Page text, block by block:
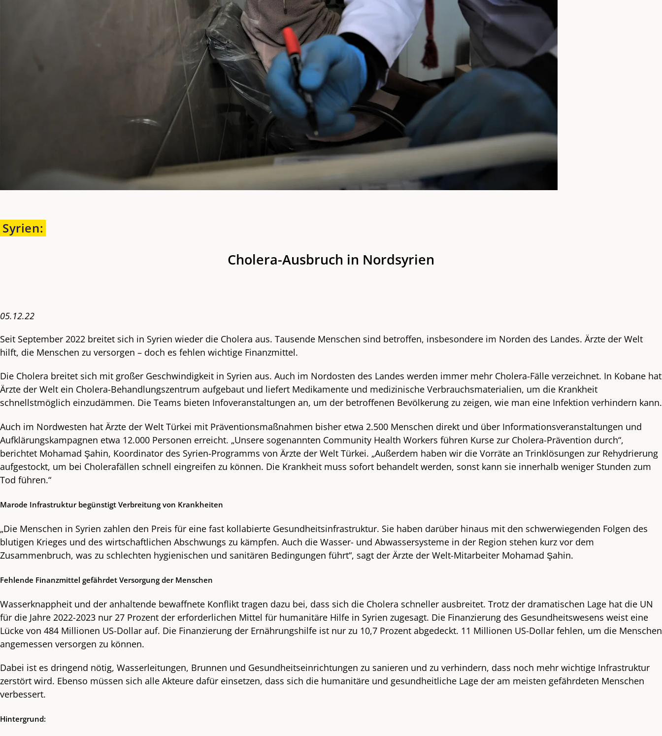
Syrien:
Cholera-Ausbruch in Nordsyrien
05.12.22
Seit September 2022 breitet sich in Syrien wieder die Cholera aus. Tausende Menschen sind betroffen, insbesondere im Norden des Landes. Ärzte der Welt
hilft, die Menschen zu versorgen – doch es fehlen wichtige Finanzmittel.
Die Cholera breitet sich mit großer Geschwindigkeit in Syrien aus. Auch im Nordosten des Landes werden immer mehr Cholera-Fälle verzeichnet. In Kobane hat
Ärzte der Welt ein Cholera-Behandlungszentrum aufgebaut und liefert Medikamente und medizinische Verbrauchsmaterialien, um die Krankheit
schnellstmöglich einzudämmen. Die Teams bieten Infoveranstaltungen an, um der betroffenen Bevölkerung zu zeigen, wie man eine Infektion verhindern kann.
Auch im Nordwesten hat Ärzte der Welt Türkei mit Präventionsmaßnahmen bisher etwa 2.500 Menschen direkt und über Informationsveranstaltungen und
Aufklärungskampagnen etwa 12.000 Personen erreicht. „Unsere sogenannten Community Health Workers führen Kurse zur Cholera-Prävention durch“,
berichtet Mohamad Şahin, Koordinator des Syrien-Programms von Ärzte der Welt Türkei. „Außerdem haben wir die Vorräte an Trinklösungen zur Rehydrierung
aufgestockt, um bei Cholerafällen schnell eingreifen zu können. Die Krankheit muss sofort behandelt werden, sonst kann sie innerhalb weniger Stunden zum
Tod führen.“
Marode Infrastruktur begünstigt Verbreitung von Krankheiten
„Die Menschen in Syrien zahlen den Preis für eine fast kollabierte Gesundheitsinfrastruktur. Sie haben darüber hinaus mit den schwerwiegenden Folgen des
blutigen Krieges und des wirtschaftlichen Abschwungs zu kämpfen. Auch die Wasser- und Abwassersysteme in der Region stehen kurz vor dem
Zusammenbruch, was zu schlechten hygienischen und sanitären Bedingungen führt“, sagt der Ärzte der Welt-Mitarbeiter Mohamad Şahin.
Fehlende Finanzmittel gefährdet Versorgung der Menschen
Wasserknappheit und der anhaltende bewaffnete Konflikt tragen dazu bei, dass sich die Cholera schneller ausbreitet. Trotz der dramatischen Lage hat die UN
für die Jahre 2022-2023 nur 27 Prozent der erforderlichen Mittel für humanitäre Hilfe in Syrien zugesagt. Die Finanzierung des Gesundheitswesens weist eine
Lücke von 484 Millionen US-Dollar auf. Die Finanzierung der Ernährungshilfe ist nur zu 10,7 Prozent abgedeckt. 11 Millionen US-Dollar fehlen, um die Menschen
angemessen versorgen zu können.
Dabei ist es dringend nötig, Wasserleitungen, Brunnen und Gesundheitseinrichtungen zu sanieren und zu verhindern, dass noch mehr wichtige Infrastruktur
zerstört wird. Ebenso müssen sich alle Akteure dafür einsetzen, dass sich die humanitäre und gesundheitliche Lage der am meisten gefährdeten Menschen
verbessert.
Hintergrund: